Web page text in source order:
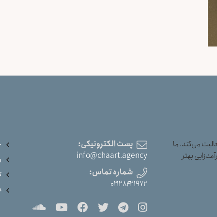
می‌کند. ما
بهتر
پست الکترونیکی:
info@chaart.agency
شماره تماس:
۰۲۱۲۸۴۲۱۹۷۲